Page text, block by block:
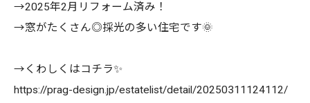
→2025年2月リフォーム済み！
→窓がたくさん◎採光の多い住宅です🌞
→くわしくはコチラ✨
https://prag-design.jp/estatelist/detail/20250311124112/